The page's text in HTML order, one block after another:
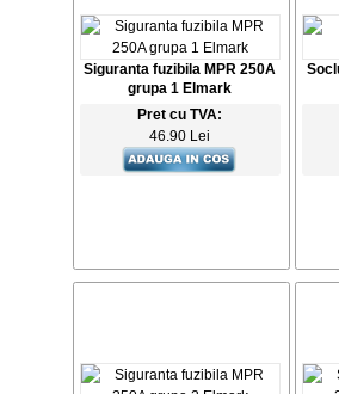
Siguranta fuzibila MPR 250A
grupa 1 Elmark
Pret cu TVA:
46.90 Lei